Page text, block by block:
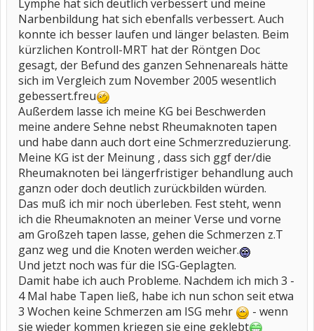
Lymphe hat sich deutlich verbessert und meine
Narbenbildung hat sich ebenfalls verbessert. Auch
konnte ich besser laufen und länger belasten. Beim
kürzlichen Kontroll-MRT hat der Röntgen Doc
gesagt, der Befund des ganzen Sehnenareals hätte
sich im Vergleich zum November 2005 wesentlich
gebessert.freu
Außerdem lasse ich meine KG bei Beschwerden
meine andere Sehne nebst Rheumaknoten tapen
und habe dann auch dort eine Schmerzreduzierung.
Meine KG ist der Meinung , dass sich ggf der/die
Rheumaknoten bei längerfristiger behandlung auch
ganzn oder doch deutlich zurückbilden würden.
Das muß ich mir noch überleben. Fest steht, wenn
ich die Rheumaknoten an meiner Verse und vorne
am Großzeh tapen lasse, gehen die Schmerzen z.T
ganz weg und die Knoten werden weicher.
Und jetzt noch was für die ISG-Geplagten.
Damit habe ich auch Probleme. Nachdem ich mich 3 -
4 Mal habe Tapen ließ, habe ich nun schon seit etwa
3 Wochen keine Schmerzen am ISG mehr
- wenn
sie wieder kommen kriegen sie eine geklebt